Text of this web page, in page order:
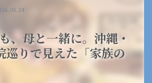
、母と一緒に。沖縄・
巡りで見えた「家族の